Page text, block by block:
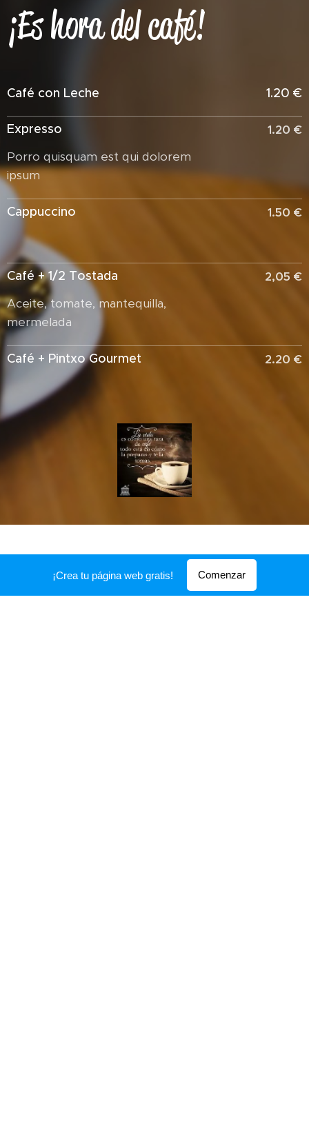
¡Es hora del café!
Café con Leche 1.20 €
Expresso
Porro quisquam est qui dolorem
ipsum
1.20 €
Cappuccino 1.50 €
Café + 1/2 Tostada
Aceite, tomate, mantequilla,
mermelada
2,05 €
Café + Pintxo Gourmet 2.20 €
Comienza tu día con
¡Crea tu página web gratis! Comenzar